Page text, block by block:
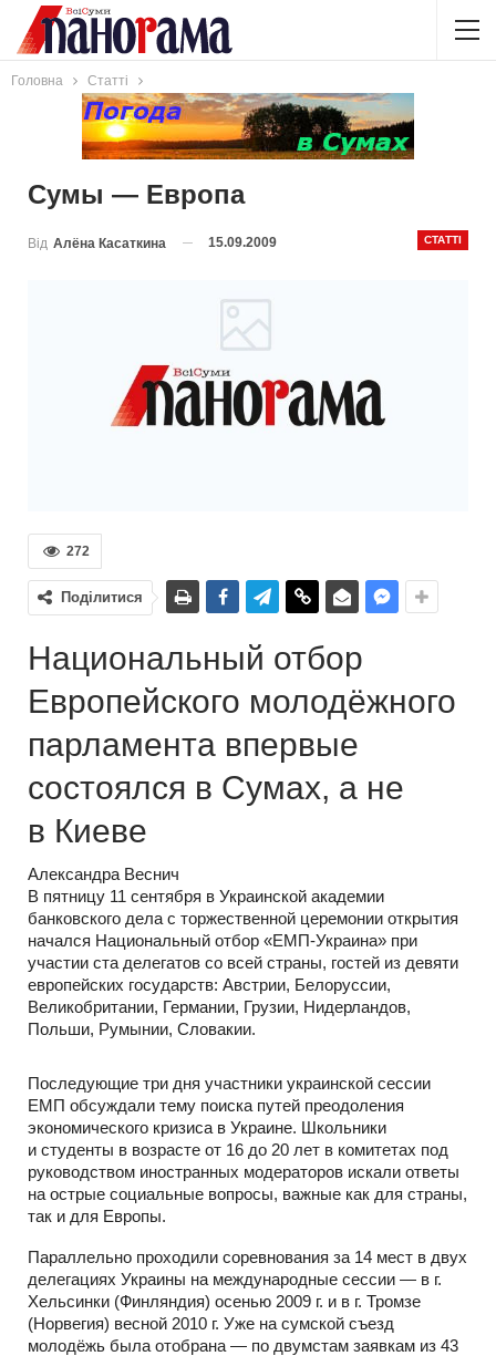
Головна Статті
Сумы — Европа
СТАТТІ
Від Алёна Касаткина 15.09.2009
272
Поділитися
Национальный отбор
Европейского молодёжного
парламента впервые
состоялся в Сумах, а не
в Киеве
Александра Веснич
В пятницу 11 сентября в Украинской академии
банковского дела с торжественной церемонии открытия
начался Национальный отбор «ЕМП-Украина» при
участии ста делегатов со всей страны, гостей из девяти
европейских государств: Австрии, Белоруссии,
Великобритании, Германии, Грузии, Нидерландов,
Польши, Румынии, Словакии.
Последующие три дня участники украинской сессии
ЕМП обсуждали тему поиска путей преодоления
экономического кризиса в Украине. Школьники
и студенты в возрасте от 16 до 20 лет в комитетах под
руководством иностранных модераторов искали ответы
на острые социальные вопросы, важные как для страны,
так и для Европы.
Параллельно проходили соревнования за 14 мест в двух
делегациях Украины на международные сессии — в г.
Хельсинки (Финляндия) осенью 2009 г. и в г. Тромзе
(Норвегия) весной 2010 г. Уже на сумской съезд
молодёжь была отобрана — по двумстам заявкам из 43